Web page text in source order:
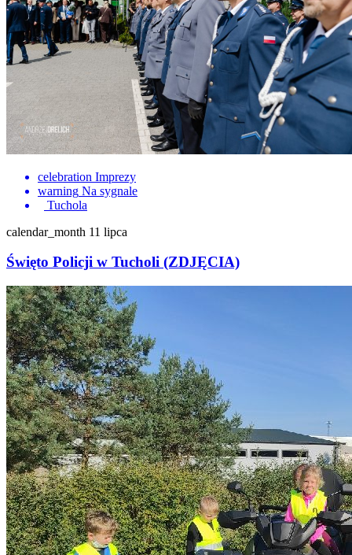
celebration Imprezy
warning Na sygnale
Tuchola
calendar_month 11 lipca
Święto Policji w Tucholi (ZDJĘCIA)